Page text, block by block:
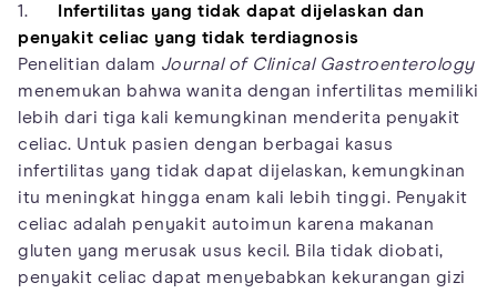
1. Infertilitas yang tidak dapat dijelaskan dan
penyakit celiac yang tidak terdiagnosis
Penelitian dalam Journal of Clinical Gastroenterology
menemukan bahwa wanita dengan infertilitas memiliki
lebih dari tiga kali kemungkinan menderita penyakit
celiac. Untuk pasien dengan berbagai kasus
infertilitas yang tidak dapat dijelaskan, kemungkinan
itu meningkat hingga enam kali lebih tinggi. Penyakit
celiac adalah penyakit autoimun karena makanan
gluten yang merusak usus kecil. Bila tidak diobati,
penyakit celiac dapat menyebabkan kekurangan gizi